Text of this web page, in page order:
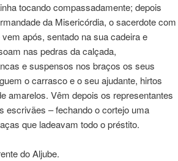
tocando compassadamente; depois
da Misericórdia, o sacerdote com
após, sentado na sua cadeira e
nas pedras da calçada,
e suspensos nos braços os seus
o carrasco e o seu ajudante, hirtos
amarelos. Vêm depois os representantes
escrivães – fechando o cortejo uma
que ladeavam todo o préstito.
do Aljube.